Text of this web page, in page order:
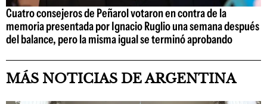
Cuatro consejeros de Peñarol votaron en contra de la
memoria presentada por Ignacio Ruglio una semana después
del balance, pero la misma igual se terminó aprobando
MÁS NOTICIAS DE ARGENTINA